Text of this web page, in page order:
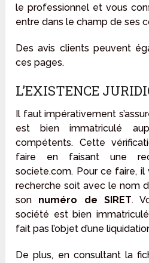
le professionnel et vous
entre dans le champ de ses
Des avis clients peuvent
ces pages.
L’EXISTENCE
Il faut impérativement
est bien immatriculé
compétents. Cette
faire en faisant une
societe.com. Pour ce faire,
recherche soit avec le nom
son numéro de SIRET.
société est bien
fait pas l’objet d’une
De plus, en consultant la